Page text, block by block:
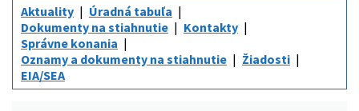
Aktuality
Úradná tabuľa
Dokumenty na stiahnutie
Kontakty
Správne konania
Oznamy a dokumenty na stiahnutie
Žiadosti
EIA/SEA